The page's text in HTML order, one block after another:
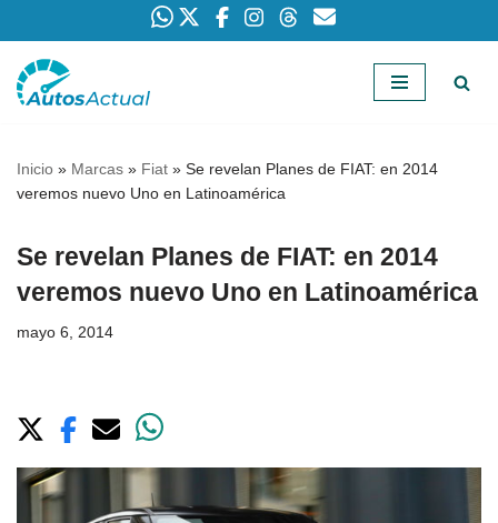
Saltar
Inicio » Marcas » Fiat » Se revelan Planes de FIAT: en 2014
veremos nuevo Uno en Latinoamérica
Se revelan Planes de FIAT: en 2014
veremos nuevo Uno en Latinoamérica
mayo 6, 2014